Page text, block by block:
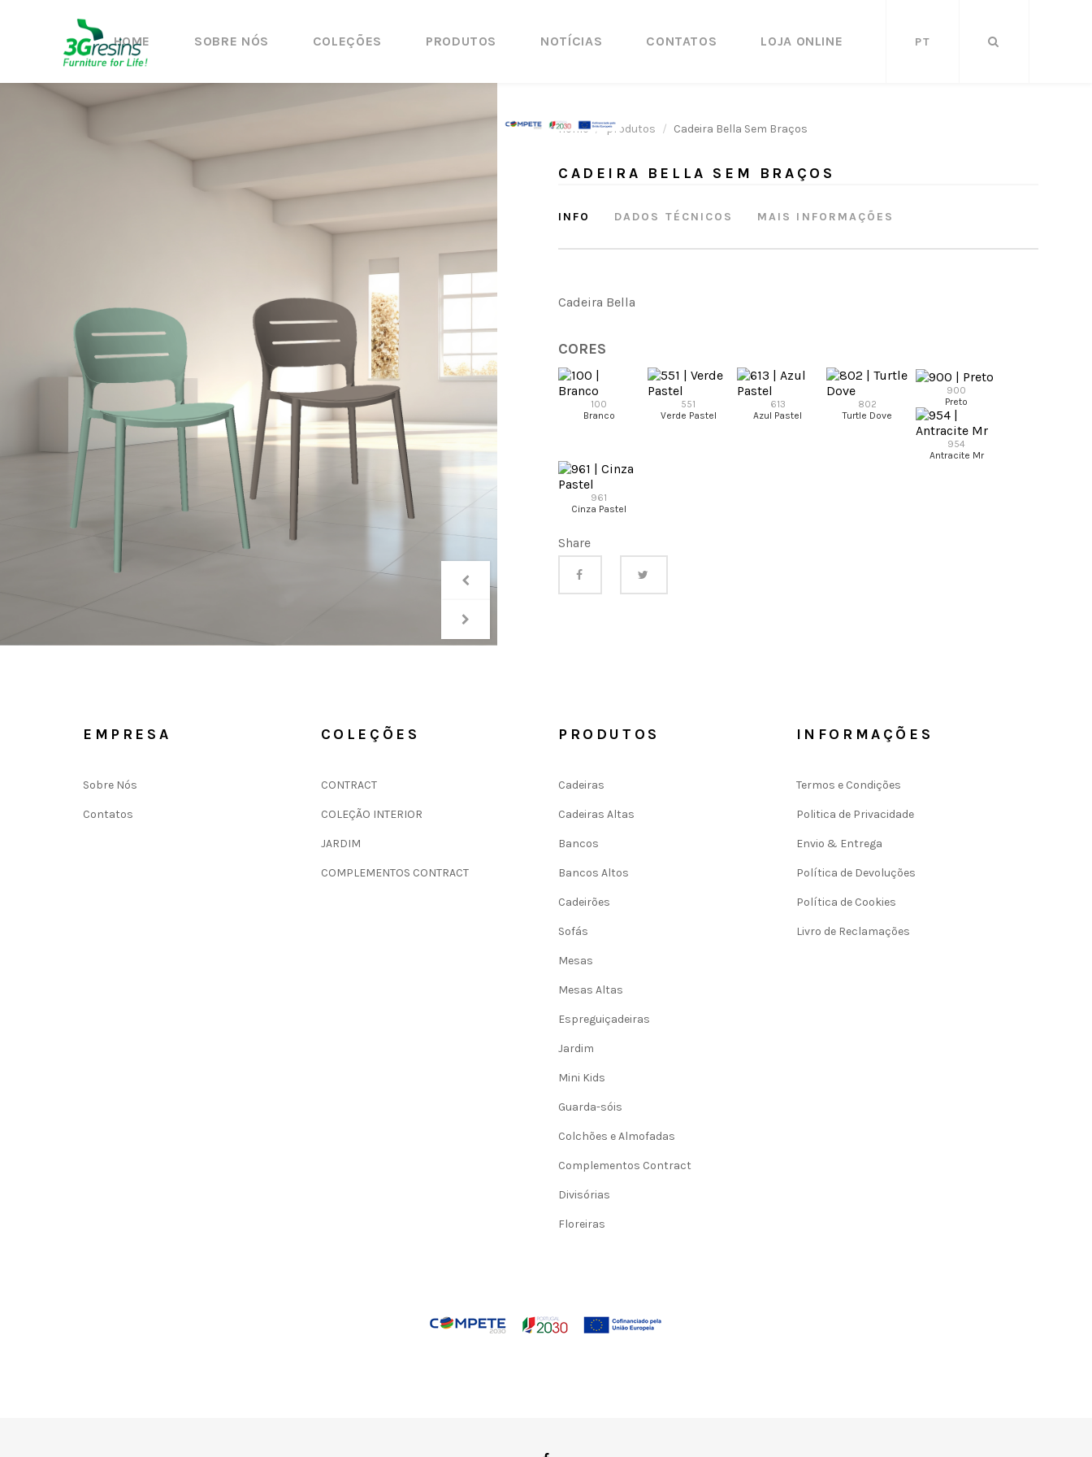
PT
HOME SOBRE NÓS COLEÇÕES PRODUTOS NOTÍCIAS CONTATOS LOJA ONLINE
Home produtos Cadeira Bella Sem Braços
CADEIRA BELLA SEM BRAÇOS
INFO DADOS TÉCNICOS MAIS INFORMAÇÕES
Cadeira Bella
CORES
100
Branco
551
Verde Pastel
613
Azul Pastel
802
Turtle Dove
900
Preto
954
Antracite Mr
961
Cinza Pastel
Share
EMPRESA
Sobre Nós
Contatos
COLEÇÕES
CONTRACT
COLEÇÃO INTERIOR
JARDIM
COMPLEMENTOS CONTRACT
PRODUTOS
Cadeiras
Cadeiras Altas
Bancos
Bancos Altos
Cadeirões
Sofás
Mesas
Mesas Altas
Espreguiçadeiras
Jardim
Mini Kids
Guarda-sóis
Colchões e Almofadas
Complementos Contract
Divisórias
Floreiras
INFORMAÇÕES
Termos e Condições
Politica de Privacidade
Envio & Entrega
Política de Devoluções
Política de Cookies
Livro de Reclamações